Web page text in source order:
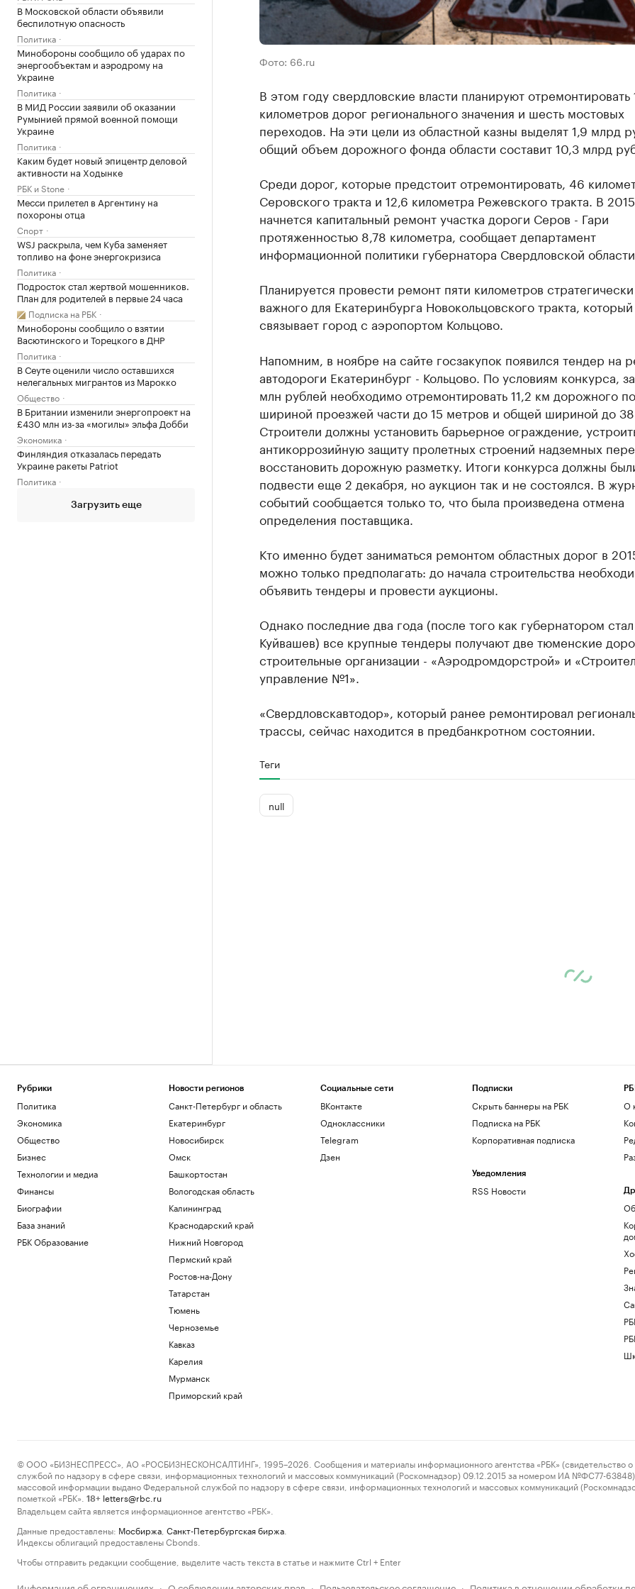
В Московской области объявили
беспилотную опасность
Политика
Минобороны сообщило об ударах по
энергообъектам и аэродрому на
Украине
Политика
В МИД России заявили об оказании
Румынией прямой военной помощи
Украине
Политика
Каким будет новый эпицентр деловой
активности на Ходынке
РБК и Stone
Месси прилетел в Аргентину на
похороны отца
Спорт
WSJ раскрыла, чем Куба заменяет
топливо на фоне энергокризиса
Политика
Подросток стал жертвой мошенников.
План для родителей в первые 24 часа
Подписка на РБК
Минобороны сообщило о взятии
Васютинского и Торецкого в ДНР
Политика
В Сеуте оценили число оставшихся
нелегальных мигрантов из Марокко
Общество
В Британии изменили энергопроект на
£430 млн из-за «могилы» эльфа Добби
Экономика
Финляндия отказалась передать
Украине ракеты Patriot
Политика
Загрузить еще
Фото: 66.ru
В этом году свердловские власти планируют отремонтировать
километров дорог регионального значения и шесть мостовых
переходов. На эти цели из областной казны выделят 1,9 млрд
общий объем дорожного фонда области составит 10,3 млрд
Среди дорог, которые предстоит отремонтировать, 46
Серовского тракта и 12,6 километра Режевского тракта. В
начнется капитальный ремонт участка дороги Серов - Гари
протяженностью 8,78 километра, сообщает департамент
информационной политики губернатора Свердловской области.
Планируется провести ремонт пяти километров стратегически
важного для Екатеринбурга Новокольцовского тракта, который
связывает город с аэропортом Кольцово.
Напомним, в ноябре на сайте госзакупок появился тендер на
автодороги Екатеринбург - Кольцово. По условиям конкурса,
млн рублей необходимо отремонтировать 11,2 км дорожного
шириной проезжей части до 15 метров и общей шириной до 38
Строители должны установить барьерное ограждение,
антикоррозийную защиту пролетных строений надземных
восстановить дорожную разметку. Итоги конкурса должны
подвести еще 2 декабря, но аукцион так и не состоялся. В
событий сообщается только то, что была произведена отмена
определения поставщика.
Кто именно будет заниматься ремонтом областных дорог в
можно только предполагать: до начала строительства
объявить тендеры и провести аукционы.
Однако последние два года (после того как губернатором
Куйвашев) все крупные тендеры получают две тюменские
строительные организации - «Аэродромдорстрой» и
управление №1».
«Свердловскавтодор», который ранее ремонтировал
трассы, сейчас находится в предбанкротном состоянии.
Теги
null
Рубрики
Политика
Экономика
Общество
Бизнес
Технологии и медиа
Финансы
Биографии
База знаний
РБК Образование
Новости регионов
Санкт-Петербург и область
Екатеринбург
Новосибирск
Омск
Башкортостан
Вологодская область
Калининград
Краснодарский край
Нижний Новгород
Пермский край
Ростов-на-Дону
Татарстан
Тюмень
Черноземье
Кавказ
Карелия
Мурманск
Приморский край
Социальные сети
ВКонтакте
Одноклассники
Telegram
Дзен
Подписки
Скрыть баннеры на РБК
Подписка на РБК
Корпоративная подписка
Уведомления
RSS Новости
О
© ООО «БИЗНЕСПРЕСС», АО «РОСБИЗНЕСКОНСАЛТИНГ», 1995–2026. Сообщения и материалы информационного агентства «РБК» (свидетельство о
службой по надзору в сфере связи, информационных технологий и массовых коммуникаций (Роскомнадзор) 09.12.2015 за номером ИА №ФС77-63848)
массовой информации выдано Федеральной службой по надзору в сфере связи, информационных технологий и массовых коммуникаций
пометкой «РБК».
18+ letters@rbc.ru
Владельцем сайта является информационное агентство «РБК».
Данные предоставлены: Мосбиржа Санкт-Петербургская биржа
Индексы облигаций предоставлены Cbonds.
Чтобы отправить редакции сообщение, выделите часть текста в статье и нажмите Ctrl + Enter